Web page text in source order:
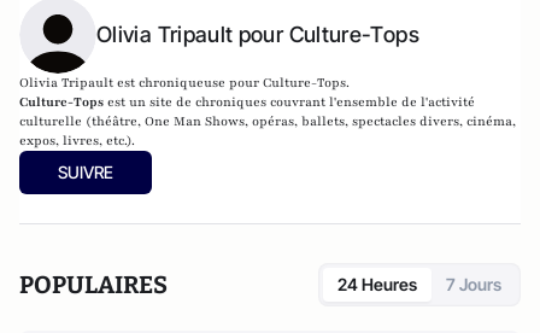
Olivia Tripault pour Culture-Tops
Olivia Tripault est chroniqueuse pour Culture-Tops.
Culture-Tops est un site de chroniques couvrant l'ensemble de l'activité
culturelle (théâtre, One Man Shows, opéras, ballets, spectacles divers, cinéma,
expos, livres, etc.).
SUIVRE
POPULAIRES 24 Heures 7 Jours